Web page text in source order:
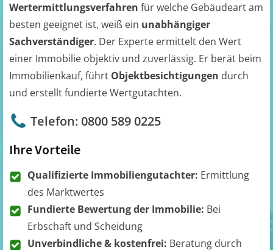
Wertermittlungsverfahren für welche Gebäudeart am
besten geeignet ist, weiß ein unabhängiger
Sachverständiger. Der Experte ermittelt den Wert
einer Immobilie objektiv und zuverlässig. Er berät beim
Immobilienkauf, führt Objektbesichtigungen durch
und erstellt fundierte Wertgutachten.
Telefon: 0800 589 0225
Ihre Vorteile
Qualifizierte Immobiliengutachter: Ermittlung
des Marktwertes
Fundierte Bewertung der Immobilie: Bei
Erbschaft und Scheidung
Unverbindliche & kostenfrei: Beratung durch